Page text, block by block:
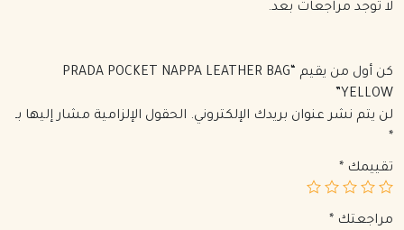
لا توجد مراجعات بعد.
كن أول من يقيم “PRADA POCKET NAPPA LEATHER BAG
YELLOW”
لن يتم نشر عنوان بريدك الإلكتروني. الحقول الإلزامية مشار إليها بـ
*
تقييمك *
مراجعتك *